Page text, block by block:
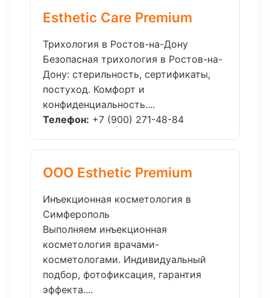
Esthetic Care Premium
Трихология в Ростов-на-Дону
Безопасная трихология в Ростов-на-
Дону: стерильность, сертификаты,
постуход. Комфорт и
конфиденциальность....
Телефон: +7 (900) 271-48-84
ООО Esthetic Premium
Инъекционная косметология в
Симферополь
Выполняем инъекционная
косметология врачами-
косметологами. Индивидуальный
подбор, фотофиксация, гарантия
эффекта....